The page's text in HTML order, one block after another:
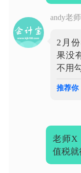
andy老师
2月
果没
不用
推荐你
老师X
值税就